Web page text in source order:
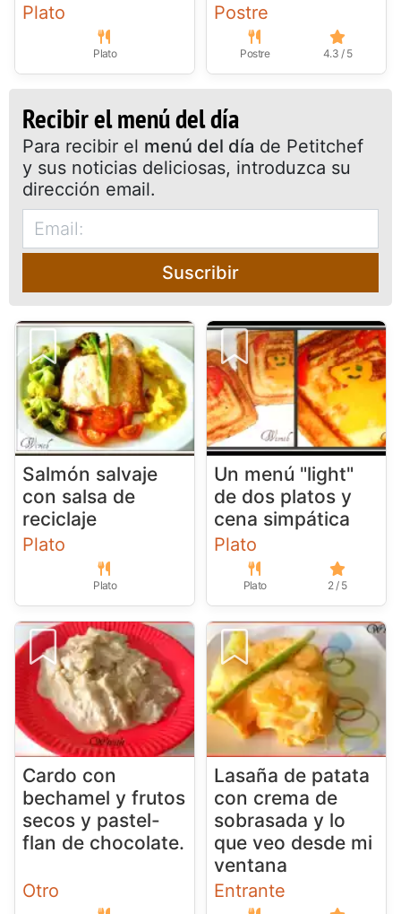
Plato
Plato
Postre
Postre 4.3 / 5
Recibir el menú del día
Para recibir el menú del día de Petitchef
y sus noticias deliciosas, introduzca su
dirección email.
Suscribir
Salmón salvaje
con salsa de
reciclaje
Plato
Plato
Un menú "light"
de dos platos y
cena simpática
Plato
Plato 2 / 5
Cardo con
bechamel y frutos
secos y pastel-
flan de chocolate.
Otro
Lasaña de patata
con crema de
sobrasada y lo
que veo desde mi
ventana
Entrante